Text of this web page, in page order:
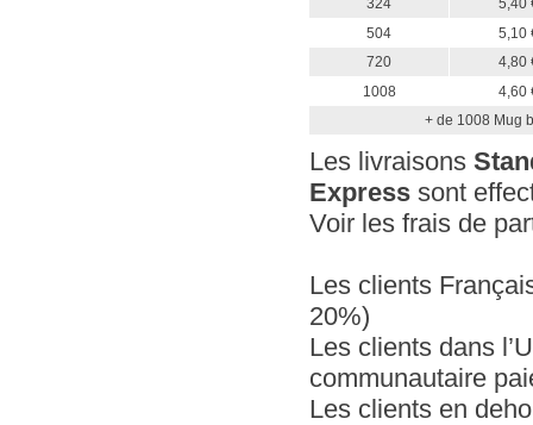
324
5,40
504
5,10
720
4,80
1008
4,60
+ de 1008 Mug
Les livraisons
Express sont
Voir les frais de
Les clients
20%)
Les clients dans
communautaire
Les clients en